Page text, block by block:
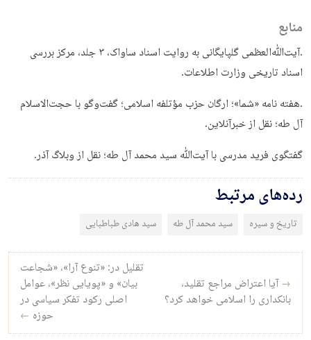
منابع
.آیت‌ﷲ‌العظمی گلپایگانی به روایت اسناد ساواک، ۳ جلد، مرکز بررسی
اسناد تاریخی وزارت اطلاعات.
.هفته نامه «شما»؛ ارگان حزب مؤتلفه اسلامی؛ گفت‌وگو با حجت‌الاسلام
آل طه؛ نقل از خبرآنلاین.
گفتگوی فرید مدرسی با آیت‌ﷲ سید محمد آل طه؛ نقل از وبلاگ آذر.
رده‌های مرتبط
تاریخ و سیره سید محمد آل‌ طه سید هادی طباطبایی
راه‌بری نوشته
→آیا اعتراض مراجع تقلید،
بانکداری را اسلامی خواهد کرد؟
تقلیل در: «تنوع آرا»، «شجاعت
بیان» و «پویایی نظر»، عوامل
اصلی رکود تفکر سیاسی در
حوزه ←